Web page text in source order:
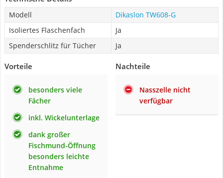
Modell
Dikaslon TW608-G
Isoliertes Flaschenfach
Ja
Spenderschlitz für Tücher
Ja
Vorteile
besonders viele
Fächer
inkl. Wickelunterlage
dank großer
Fischmund-Öffnung
besonders leichte
Entnahme
Nachteile
Nasszelle nicht
verfügbar